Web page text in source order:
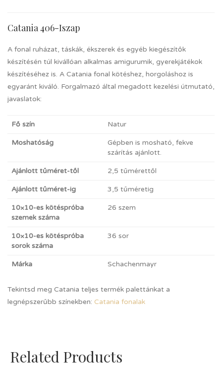
Catania 406-Iszap
A fonal ruházat, táskák, ékszerek és egyéb kiegészítők
készítésén túl kivállóan alkalmas amigurumik, gyerekjátékok
készítéséhez is. A Catania fonal kötéshez, horgoláshoz is
egyaránt kiváló. Forgalmazó által megadott kezelési útmutató,
javaslatok:
Fő szín Natur
Moshatóság
Gépben is mosható, fekve
szárítás ajánlott.
Ajánlott tűméret-től 2,5 tűmérettől
Ajánlott tűméret-ig 3,5 tűméretig
10×10-es kötéspróba
szemek száma
26 szem
10×10-es kötéspróba
sorok száma
36 sor
Márka Schachenmayr
Tekintsd meg Catania teljes termék palettánkat a
legnépszerűbb színekben: Catania fonalak
Related Products